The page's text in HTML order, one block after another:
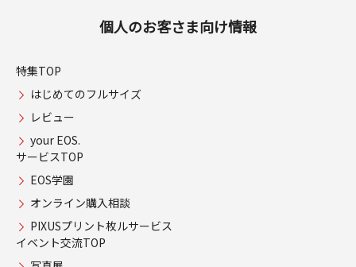
個人のお客さま向け情報
特集TOP
はじめてのフルサイズ
レビュー
your EOS.
サービスTOP
EOS学園
オンライン購入相談
PIXUSプリント枚ルサービス
イベント交流TOP